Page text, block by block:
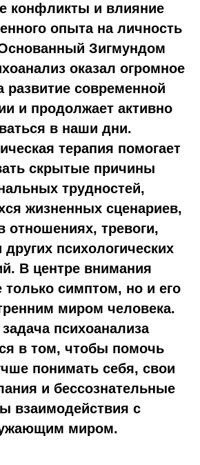
конфликты и влияние
опыта на личность
Зигмундом
оказал огромное
развитие современной
и продолжает активно
в наши дни.
терапия помогает
скрытые причины
трудностей,
жизненных сценариев,
отношениях, тревоги,
психологических
В центре внимания
только симптом, но и его
миром человека.
психоанализа
в том, чтобы помочь
понимать себя, свои
и бессознательные
взаимодействия с
миром.